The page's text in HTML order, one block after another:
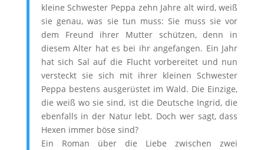
kleine Schwester Peppa zehn Jahre alt wird, weiß
sie genau, was sie tun muss: Sie muss sie vor
dem Freund ihrer Mutter schützen, denn in
diesem Alter hat es bei ihr angefangen. Ein Jahr
hat sich Sal auf die Flucht vorbereitet und nun
versteckt sie sich mit ihrer kleinen Schwester
Peppa bestens ausgerüstet im Wald. Die Einzige,
die weiß wo sie sind, ist die Deutsche Ingrid, die
ebenfalls in der Natur lebt. Doch wer sagt, dass
Hexen immer böse sind?
Ein Roman über die Liebe zwischen zwei